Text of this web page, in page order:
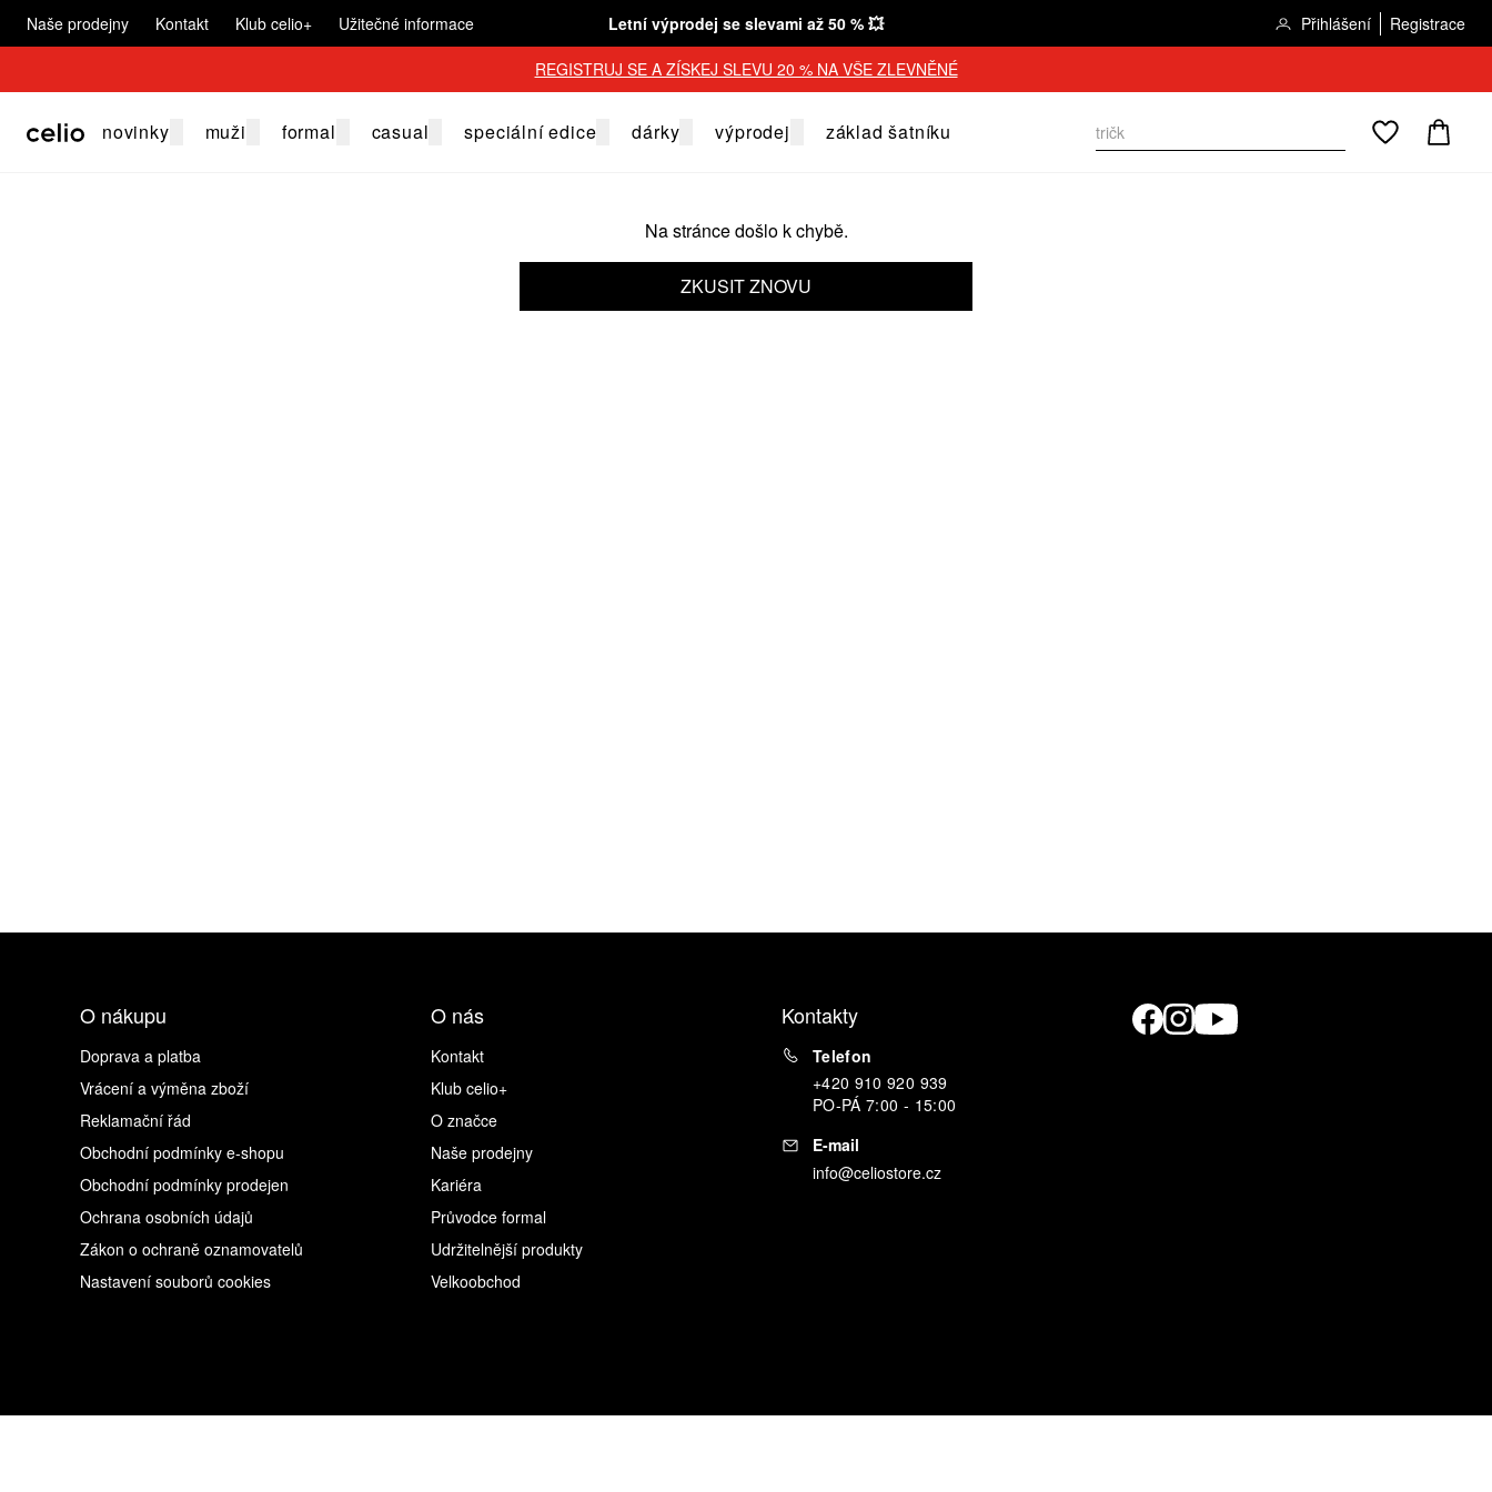
Naše prodejny Kontakt Klub celio+ Užitečné informace Letní výprodej se slevami až 50 % 💥 Přihlášení Registrace
REGISTRUJ SE A ZÍSKEJ SLEVU 20 % NA VŠE ZLEVNĚNÉ
novinky muži formal casual speciální edice dárky výprodej základ šatníku
Na stránce došlo k chybě.
ZKUSIT ZNOVU
O nákupu
Doprava a platba
Vrácení a výměna zboží
Reklamační řád
Obchodní podmínky e-shopu
Obchodní podmínky prodejen
Ochrana osobních údajů
Zákon o ochraně oznamovatelů
Nastavení souborů cookies
O nás
Kontakt
Klub celio+
O značce
Naše prodejny
Kariéra
Průvodce formal
Udržitelnější produkty
Velkoobchod
Kontakty
Telefon
+420 910 920 939
PO-PÁ 7:00 - 15:00
E-mail
info@celiostore.cz